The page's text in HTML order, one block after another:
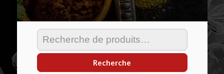
Recherche
pour :
Recherche